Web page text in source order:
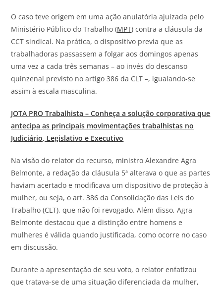
O caso teve origem em uma ação anulatória ajuizada pelo
Ministério Público do Trabalho (MPT) contra a cláusula da
CCT sindical. Na prática, o dispositivo previa que as
trabalhadoras passassem a folgar aos domingos apenas
uma vez a cada três semanas – ao invés do descanso
quinzenal previsto no artigo 386 da CLT –, igualando-se
assim à escala masculina.
JOTA PRO Trabalhista – Conheça a solução corporativa que
antecipa as principais movimentações trabalhistas no
Judiciário, Legislativo e Executivo
Na visão do relator do recurso, ministro Alexandre Agra
Belmonte, a redação da cláusula 5ª alterava o que as partes
haviam acertado e modificava um dispositivo de proteção à
mulher, ou seja, o art. 386 da Consolidação das Leis do
Trabalho (CLT), que não foi revogado. Além disso, Agra
Belmonte destacou que a distinção entre homens e
mulheres é válida quando justificada, como ocorre no caso
em discussão.
Durante a apresentação de seu voto, o relator enfatizou
que tratava-se de uma situação diferenciada da mulher,